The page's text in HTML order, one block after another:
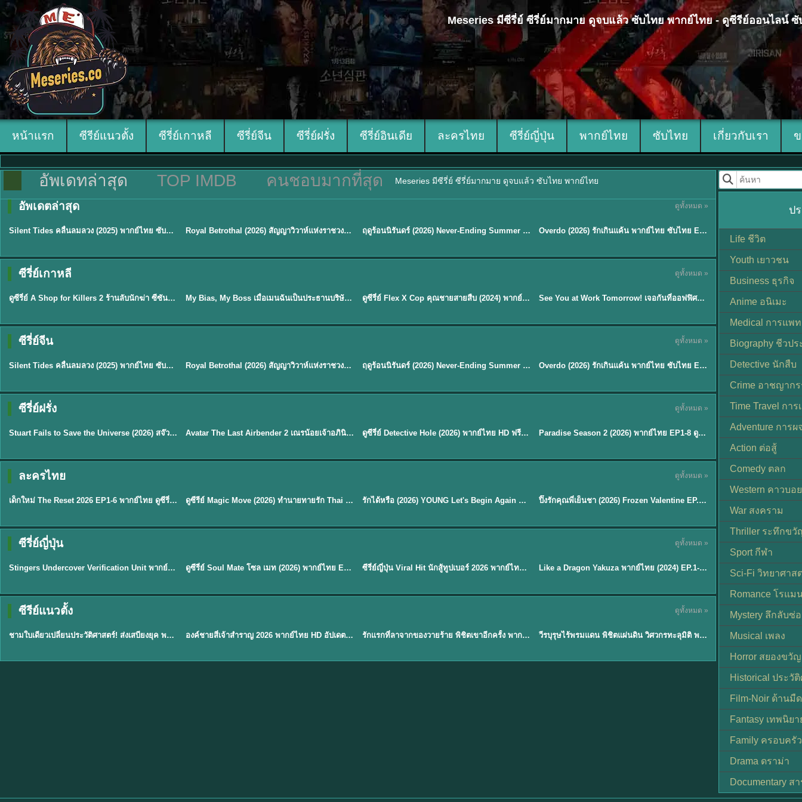
Meseries มีซีรี่ย์ ซีรี่ย์มากมาย ดูจบแล้ว ซับไทย พากย์ไทย - ดูซีรีย์ออนไลน์
หน้าแรก ซีรีย์แนวตั้ง ซีรี่ย์เกาหลี ซีรี่ย์จีน ซีรี่ย์ฝรั่ง ซีรี่ย์อินเดีย ละครไทย ซีรี่ย์ญี่ปุ่น พากย์ไทย ซับไทย เกี่ยวกับเรา
อัพเดทล่าสุด TOP IMDB คนชอบมากที่สุด Meseries มีซีรี่ย์ ซีรี่ย์มากมาย ดูจบแล้ว ซับไทย พากย์ไทย
อัพเดตล่าสุด ดูทั้งหมด »
★9.5
พากย์ไทย
Silent Tides คลื่นลมลวง (2025) พากย์ไทย ซับไทย EP.1-31 ★9 Royal Betrothal (2026) สัญญาวิวาห์แห่งราชวงศ์ พากย์ไทย ซับไทย EP1-32 ★8.8 ฤดูร้อนนิรันดร์ (2026) Never-Ending Summer พากย์ไทย EP.1-29 Overdo (2026) รักเกินแค้น พากย์ไทย ซับไทย EP1-33 (จบ)
ซีรี่ย์เกาหลี ดูทั้งหมด »
★8 EP.16
พากย์ไทย
ดูซีรี่ย์ A Shop for Killers 2 ร้านลับนักฆ่า ซีซัน 2 (2026) ซับไทย-พากย์ไทย My Bias, My Boss เมื่อเมนฉันเป็นประธานบริษัท (2026) พากย์ไทย ซับไทย EP.1-12 ★8 EP.16ดูซีรี่ย์ Flex X Cop คุณชายสายสืบ (2024) พากย์ไทย-ซับไทย EP.1-16 (จบ) ★9 EP.8See You at Work Tomorrow! เจอกันที่ออฟฟิศพรุ่งนี้นะ พากย์ไทย
ซีรี่ย์จีน ดูทั้งหมด »
★9.5
พากย์ไทย
Silent Tides คลื่นลมลวง (2025) พากย์ไทย ซับไทย EP.1-31 ★9 Royal Betrothal (2026) สัญญาวิวาห์แห่งราชวงศ์ พากย์ไทย ซับไทย EP1-32 ★8.8 ฤดูร้อนนิรันดร์ (2026) Never-Ending Summer พากย์ไทย EP.1-29 Overdo (2026) รักเกินแค้น พากย์ไทย ซับไทย EP1-33 (จบ)
ซีรี่ย์ฝรั่ง ดูทั้งหมด »
★8.8 EP.2
พากย์ไทย
Stuart Fails to Save the Universe (2026) สจ๊วตล่มแผนกู้จักรวาล พากย์ไทย EP1-10 ★7.8 EP.7Avatar The Last Airbender 2 เณรน้อยเจ้าอภินิหาร พากย์ไทย EP.9ดูซีรี่ย์ Detective Hole (2026) พากย์ไทย HD ฟรี อัปเดตล่าสุด Netflix EP.8Paradise Season 2 (2026) พากย์ไทย EP1-8 ดูซีรี่ย์ฝรั่ง HD ครบทุกตอน
ละครไทย ดูทั้งหมด »
★ 8 EP.6
พากย์ไทย
เด็กใหม่ The Reset 2026 EP1-6 พากย์ไทย ดูซีรี่ย์ Netflix ล่าสุด HD ดูซีรีย์ Magic Move (2026) ทำนายทายรัก Thai EP.1-10 HD รักได้หรือ (2026) YOUNG Let's Begin Again พากย์ไทย EP.1-19 ★8 ปิ๊งรักคุณพี่เย็นชา (2026) Frozen Valentine EP.1-10 (จบ)
ซีรี่ย์ญี่ปุ่น ดูทั้งหมด »
EP.11
พากย์ไทย
Stingers Undercover Verification Unit พากย์ไทย EP1-11 HD ฟรี ★8 EP.8ดูซีรี่ย์ Soul Mate โซล เมท (2026) พากย์ไทย EP.1-8 (จบ) ★7.9 EP.6ซีรี่ย์ญี่ปุ่น Viral Hit นักสู้ทูปเบอร์ 2026 พากย์ไทย EP.1-6 ★7 EP.6Like a Dragon Yakuza พากย์ไทย (2024) EP.1-6 (จบ)
ซีรีย์แนวตั้ง ดูทั้งหมด »
EP.1
พากย์ไทย
ชามใบเดียวเปลี่ยนประวัติศาสตร์! ส่งเสบียงยุค พากย์ไทย EP.1องค์ชายสี่เจ้าสำราญ 2026 พากย์ไทย HD อัปเดตล่าสุด ดูออนไลน์ EP.1รักแรกที่ลาจากของวายร้าย พิชิตเขาอีกครั้ง พากย์ไทย EP.1วีรบุรุษไร้พรมแดน พิชิตแผ่นดิน วิศวกรทะลุมิติ พลิกแผ่นดิน
ป
Life ชีวิต
Youth เยาวชน
Business ธุรกิจ
Anime อนิเมะ
Medical การแพ
Biography ชีวปร
Detective นักสืบ
Crime อาชญาก
Time Travel กา
Adventure การ
Action ต่อสู้
Comedy ตลก
Western คาวบอ
War สงคราม
Thriller ระทึกขวั
Sport กีฬา
Sci-Fi วิทยาศาส
Romance โรแม
Mystery ลึกลับซ่
Musical เพลง
Horror สยองขวัญ
Historical ประวั
Film-Noir ด้านมื
Fantasy เทพนิยา
Family ครอบครัว
Drama ดราม่า
Documentary ส